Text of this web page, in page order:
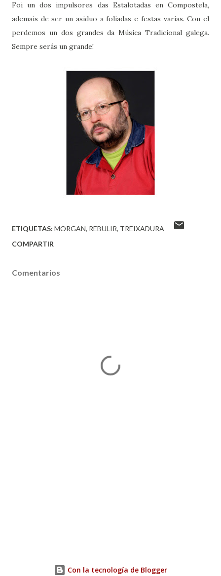
Foi un dos impulsores das Estalotadas en Compostela,
ademais de ser un asiduo a foliadas e festas varias. Con el
perdemos un dos grandes da Música Tradicional galega.
Sempre serás un grande!
ETIQUETAS: MORGAN REBULIR TREIXADURA
COMPARTIR
Comentarios
Con la tecnología de Blogger